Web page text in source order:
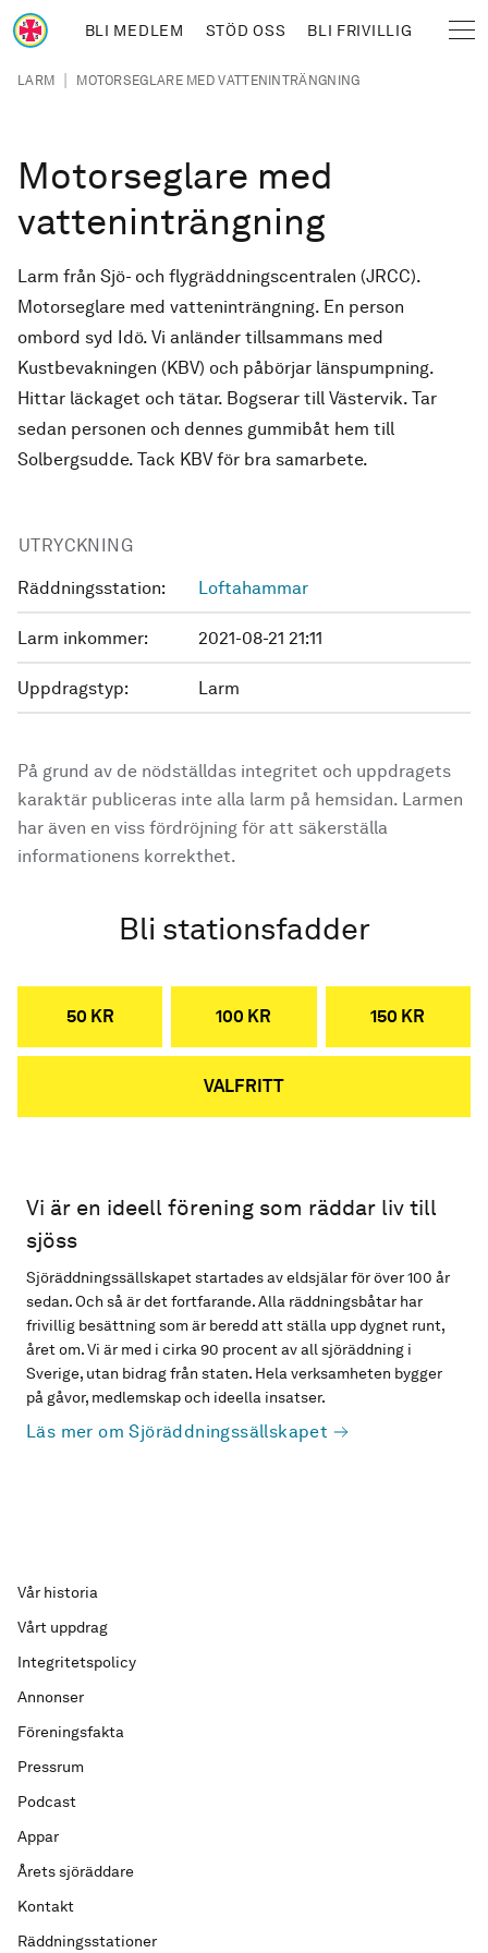
Hoppa till huvudinnehåll
BLI MEDLEM STÖD OSS BLI FRIVILLIG
Länkstig
LARM | MOTORSEGLARE MED VATTENINTRÄNGNING
Motorseglare med
vatteninträngning
Larm från Sjö- och flygräddningscentralen (JRCC).
Motorseglare med vatteninträngning. En person
ombord syd Idö. Vi anländer tillsammans med
Kustbevakningen (KBV) och påbörjar länspumpning.
Hittar läckaget och tätar. Bogserar till Västervik. Tar
sedan personen och dennes gummibåt hem till
Solbergsudde. Tack KBV för bra samarbete.
UTRYCKNING
Räddningsstation: Loftahammar
Larm inkommer: 2021-08-21 21:11
Uppdragstyp: Larm
På grund av de nödställdas integritet och uppdragets
karaktär publiceras inte alla larm på hemsidan. Larmen
har även en viss fördröjning för att säkerställa
informationens korrekthet.
Bli stationsfadder
50 KR 100 KR 150 KR
VALFRITT
Vi är en ideell förening som räddar liv till
sjöss
Sjöräddningssällskapet startades av eldsjälar för över 100 år
sedan. Och så är det fortfarande. Alla räddningsbåtar har
frivillig besättning som är beredd att ställa upp dygnet runt,
året om. Vi är med i cirka 90 procent av all sjöräddning i
Sverige, utan bidrag från staten. Hela verksamheten bygger
på gåvor, medlemskap och ideella insatser.
Läs mer om Sjöräddningssällskapet
Vår historia
Vårt uppdrag
Integritetspolicy
Annonser
Föreningsfakta
Pressrum
Podcast
Appar
Årets sjöräddare
Kontakt
Räddningsstationer